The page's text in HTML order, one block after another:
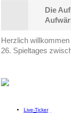
Die
Herzlich
26. Spieltages
Live-Ticker